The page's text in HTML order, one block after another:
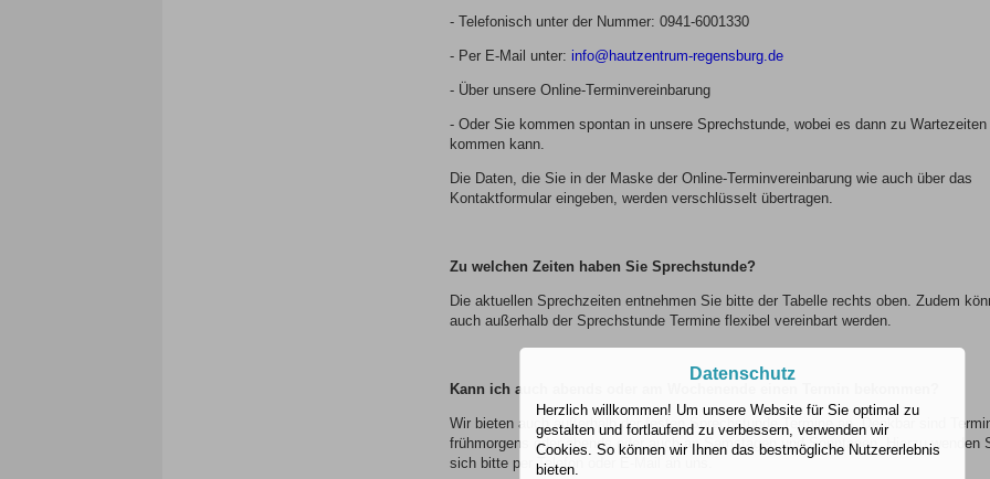
- Telefonisch unter der Nummer: 0941-6001330
- Per E-Mail unter: info@hautzentrum-regensburg.de
- Über unsere Online-Terminvereinbarung
- Oder Sie kommen spontan in unsere Sprechstunde, wobei es dann zu Wartezeiten
kommen kann.
Die Daten, die Sie in der Maske der Online-Terminvereinbarung wie auch über das
Kontaktformular eingeben, werden verschlüsselt übertragen.
Zu welchen Zeiten haben Sie Sprechstunde?
Die aktuellen Sprechzeiten entnehmen Sie bitte der Tabelle rechts oben. Zudem
auch außerhalb der Sprechstunde Termine flexibel vereinbart werden.
Kann ich auch abends oder am Wochenende einen Termin bekommen?
Wir bieten auch außerhalb der festen Sprechstunde Termine an. Denkbar sind
frühmorgens oder abends oder auch an Samstagen und Sonntagen. Hierzu wenden
sich bitte per Telefon oder E-Mail an uns.
Datenschutz
Herzlich willkommen! Um unsere Website für Sie optimal zu
gestalten und fortlaufend zu verbessern, verwenden wir
Cookies. So können wir Ihnen das bestmögliche Nutzererlebnis
bieten.